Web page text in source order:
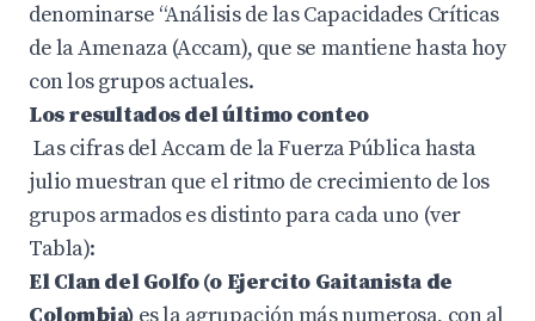
denominarse “Análisis de las Capacidades Críticas
de la Amenaza (Accam), que se mantiene hasta hoy
con los grupos actuales.
Los resultados del último conteo
Las cifras del Accam de la Fuerza Pública hasta
julio muestran que el ritmo de crecimiento de los
grupos armados es distinto para cada uno (ver
Tabla):
El Clan del Golfo (o Ejercito Gaitanista de